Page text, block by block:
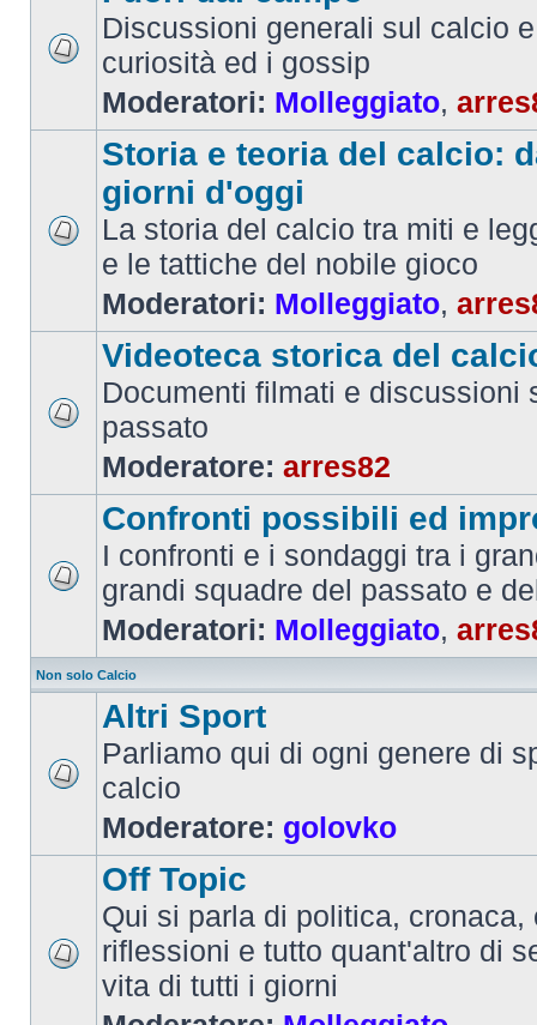
Discussioni generali sul calcio
curiosità ed i gossip
Moderatori: Molleggiato,
Storia e teoria del calcio:
giorni d'oggi
La storia del calcio tra miti e
e le tattiche del nobile gioco
Moderatori: Molleggiato,
Videoteca storica del
Documenti filmati e discussioni
passato
Moderatore: arres82
Confronti possibili ed
I confronti e i sondaggi tra i
grandi squadre del passato e
Moderatori: Molleggiato,
Non solo Calcio
Altri Sport
Parliamo qui di ogni genere di
calcio
Moderatore: golovko
Off Topic
Qui si parla di politica, cronaca,
riflessioni e tutto quant'altro di
vita di tutti i giorni